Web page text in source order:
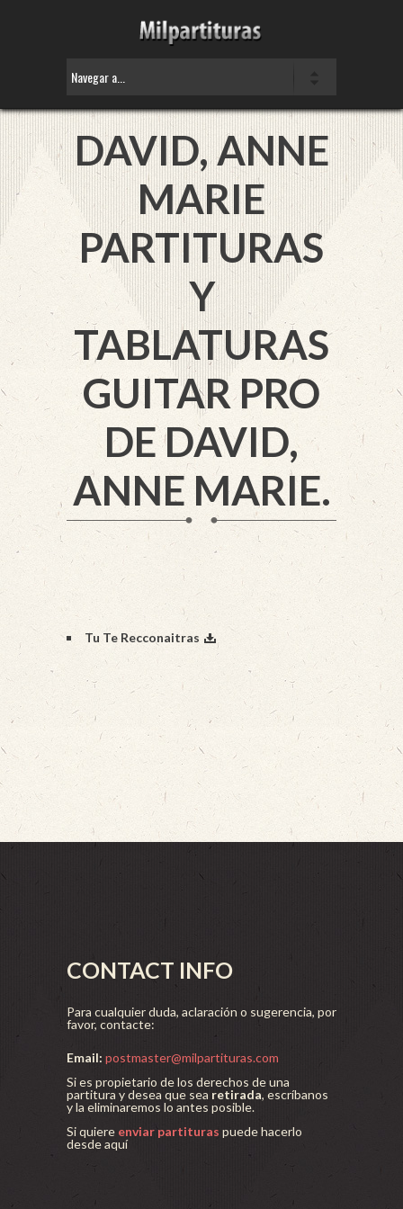
DAVID, ANNE
MARIE
PARTITURAS
Y
TABLATURAS
GUITAR PRO
DE DAVID,
ANNE MARIE.
Tu Te Recconaitras
CONTACT INFO
Para cualquier duda, aclaración o sugerencia, por
favor, contacte:
Email: postmaster@milpartituras.com
Si es propietario de los derechos de una
partitura y desea que sea retirada, escríbanos
y la eliminaremos lo antes posible.
Si quiere enviar partituras puede hacerlo
desde aquí